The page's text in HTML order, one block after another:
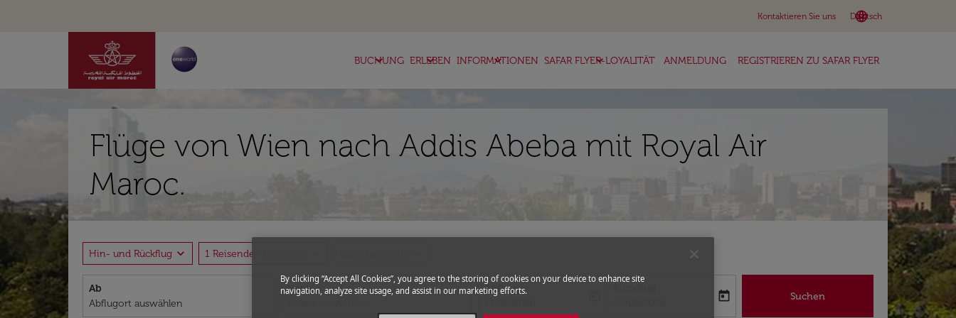
Kontaktieren Sie uns language
Deutsch
keyboard_arrow_down
BUCHUNG
keyboard_arrow_down ERLEBEN
keyboard_arrow_down INFORMATIONEN
keyboard_arrow_down SAFAR FLYER-LOYALITÄT
keyboard_arrow_down ANMELDUNG REGISTRIEREN ZU SAFAR FLYER
Flüge von Wien nach Addis Abeba mit Royal Air
Maroc.
Hin- und Rückflug expand_more 1 Reisender, Economy
Ab Nach
Abflug
fc-booking-return-date-aria-label
today Suchen
By clicking “Accept All Cookies”, you agree to the storing of cookies on your device to enhance site
navigation, analyze site usage, and assist in our marketing efforts.